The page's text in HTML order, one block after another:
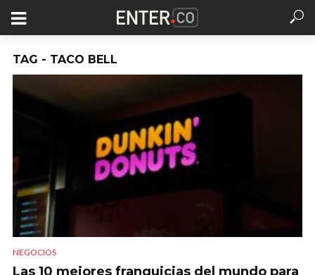
TAG - TACO BELL
NEGOCIOS
Las 10 mejores franquicias del mundo para